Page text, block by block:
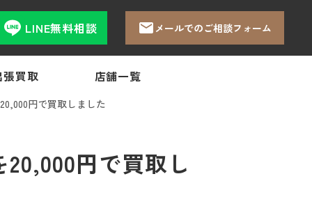
LINE無料相談 メールでのご相談フォーム
張買取 店舗一覧
円で買取しました
円で買取し